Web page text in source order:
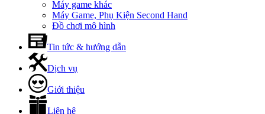
Máy game khác
Máy Game, Phụ Kiện Second Hand
Đồ chơi mô hình
Tin tức & hướng dẫn
Dịch vụ
Giới thiệu
Liên hệ